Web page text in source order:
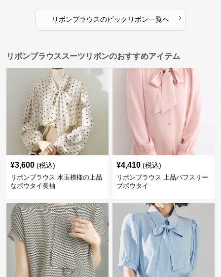
リボンブラウスのビックリボン一覧へ ›
リボンブラウススーツリボンのおすすめアイテム
¥3,600 (税込)
リボンブラウス 水玉模様の上品
なボウタイ長袖
¥4,410 (税込)
リボンブラウス 上品パフスリー
ブボウタイ